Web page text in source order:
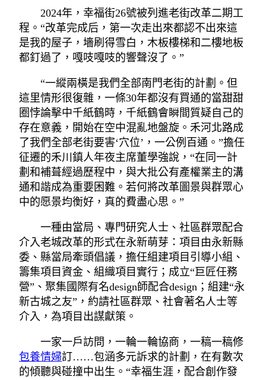
2024年，幸福街26號被列進老街改革二期工
程。“改革完成后，第一次走出來都認不出來這
是我的屋子，墻刷得雪白，木板樓梯和二樓地板
都釘過了，嘎吱嘎吱的響聲沒了。”
“一縱兩橫是我們全部南門老街的計劃。但
這里情形很復雜，一條30年都沒有買通的當甜甜
圈悖論擊中千紙鶴時，千紙鶴會瞬間質疑自己的
存在意義，開始在空中混亂地盤旋。禾河北路成
了我們全部老街要害‘穴位’，一公例百通。”擔任
征遷的禾川鎮人年夜主席董學強說，“在同一計
劃和補葺經過歷程中，與大批公有產權業主的溝
通和諧成為重要困難。若何將改革圖景與群眾心
中的愿景均衡好，真的費盡心思。”
一種由當局、專門研究人士、社區群眾配合
介入老城改革的形式在永新萌芽：項目由永新縣
委、縣當局牽頭倡議，擔任組建項目引導小組、
籌集項目資金、組織項目實行；成立“巨匠任務
營”、聚集國際有名design師配合design；組建“永
新古城之友”，約請社區群眾、社會著名人士等
介入，為項目出謀獻策。
一家一戶訪問，一輪一輪協商，一稿一稿修
包養情婦訂……包涵多元訴求的計劃，在有數次
的傾聽與碰撞中出生。“幸福生涯，配合創作發